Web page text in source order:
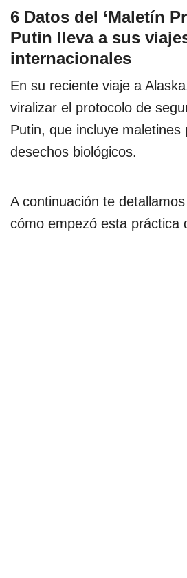
6 Datos del ‘Maletín
Putin lleva a sus
internacionales
En su reciente viaje a
viralizar el protocolo de
Putin, que incluye maletines
desechos biológicos.
A continuación te
cómo empezó esta práctica